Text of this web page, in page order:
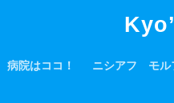
病院はココ！ ニシアフ モル